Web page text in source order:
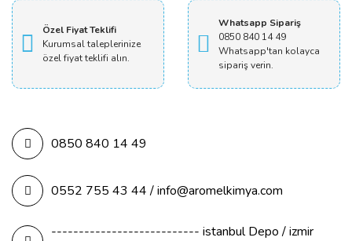
Özel Fiyat Teklifi
Kurumsal taleplerinize
özel fiyat teklifi alın.
Whatsapp Sipariş
0850 840 14 49
Whatsapp'tan kolayca
sipariş verin.
0850 840 14 49
0552 755 43 44 / info@aromelkimya.com
--------------------------- istanbul Depo / izmir